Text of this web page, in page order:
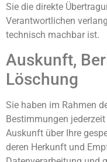
Sie die direkte
Verantwortlichen
technisch machbar ist.
Auskunft,
Löschung
Sie haben im Rahmen
Bestimmungen
Auskunft über Ihre
deren Herkunft und